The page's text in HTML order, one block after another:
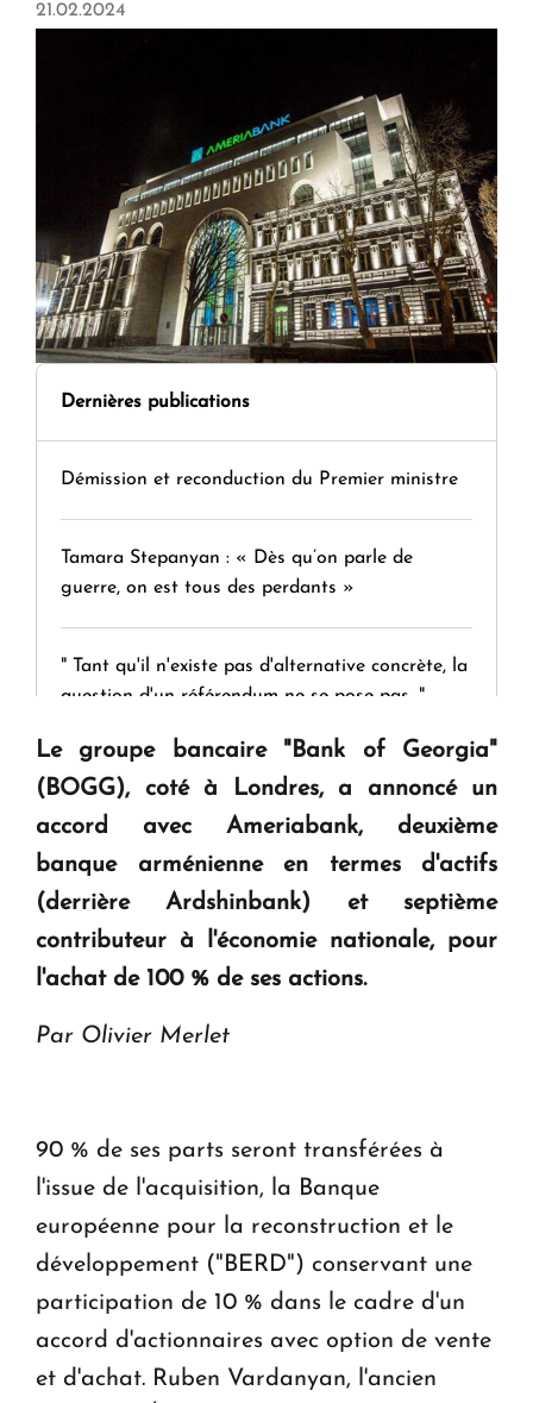
21.02.2024
Dernières publications
Démission et reconduction du Premier ministre
Tamara Stepanyan : « Dès qu’on parle de
guerre, on est tous des perdants »
" Tant qu'il n'existe pas d'alternative concrète, la
question d'un référendum ne se pose pas. "
KASA : 30 ans d'audace, de résilience et d'avenir
en Arménie
Le premier hôtel Hyatt Regency d'Arménie
ouvrira ses portes à Dilijan
Le groupe bancaire "Bank of Georgia"
(BOGG), coté à Londres, a annoncé un
accord avec Ameriabank, deuxième
banque arménienne en termes d'actifs
(derrière Ardshinbank) et septième
contributeur à l'économie nationale, pour
l'achat de 100 % de ses actions.
Par Olivier Merlet
90 % de ses parts seront transférées à
l'issue de l'acquisition, la Banque
européenne pour la reconstruction et le
développement ("BERD") conservant une
participation de 10 % dans le cadre d'un
accord d'actionnaires avec option de vente
et d'achat. Ruben Vardanyan, l'ancien